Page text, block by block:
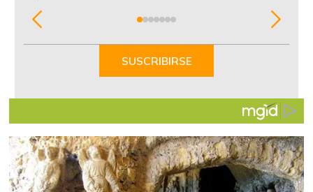
Item
SUSCRIBIRSE